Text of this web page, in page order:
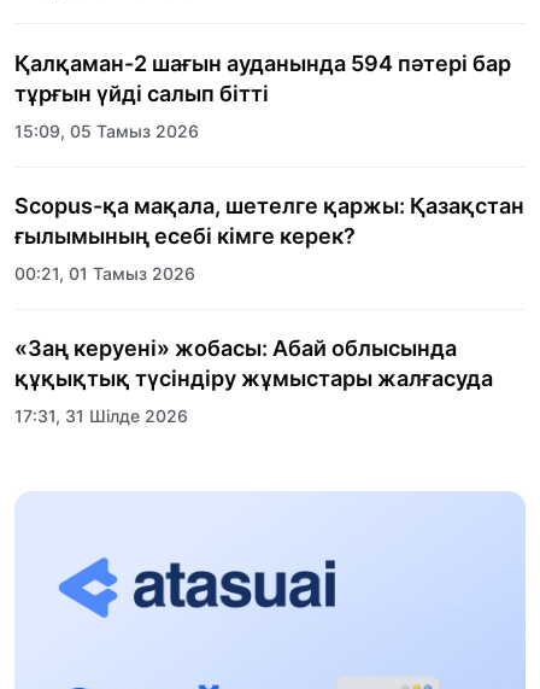
Қалқаман-2 шағын ауданында 594 пәтері бар
тұрғын үйді салып бітті
15:09, 05 Тамыз 2026
Scopus-қа мақала, шетелге қаржы: Қазақстан
ғылымының есебі кімге керек?
00:21, 01 Тамыз 2026
«Заң керуені» жобасы: Абай облысында
құқықтық түсіндіру жұмыстары жалғасуда
17:31, 31 Шілде 2026
Халықаралық «Формула-1 H2O» жарысын
13:13, 30 Шілде 2026